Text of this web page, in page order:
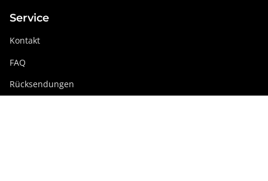
Service
Kontakt
FAQ
Rücksendungen